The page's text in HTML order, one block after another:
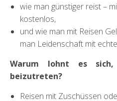
wie man günstiger reist –
kostenlos,
und wie man mit Reisen
man Leidenschaft mit
Warum lohnt es
beizutreten?
Reisen mit Zuschüssen